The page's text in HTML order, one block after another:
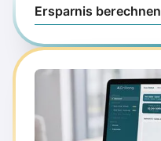
Ersparnis berechnen